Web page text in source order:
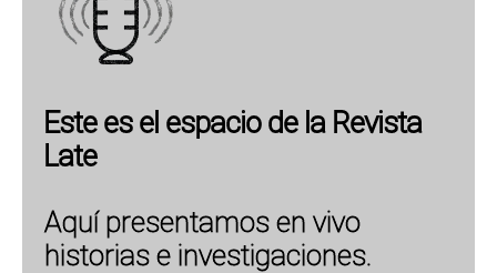
Este es el espacio de la Revista
Late
Aquí presentamos en vivo
historias e investigaciones.